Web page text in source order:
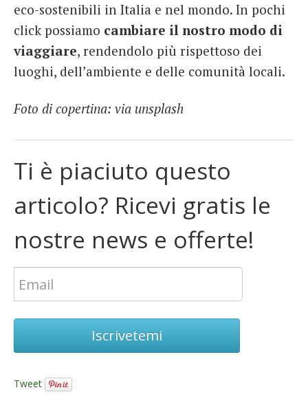
eco-sostenibili in Italia e nel mondo. In pochi
click possiamo cambiare il nostro modo di
viaggiare, rendendolo più rispettoso dei
luoghi, dell’ambiente e delle comunità locali.
Foto di copertina: via unsplash
Ti è piaciuto questo
articolo? Ricevi gratis le
nostre news e offerte!
Iscrivetemi
Tweet